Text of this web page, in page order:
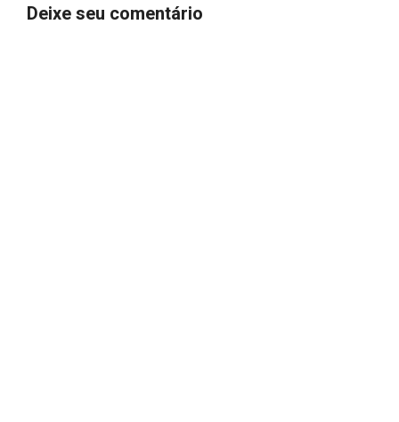
Deixe seu comentário